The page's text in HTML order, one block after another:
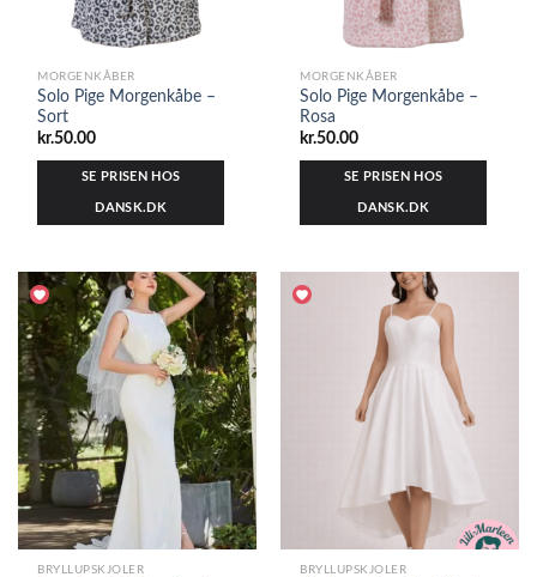
MORGENKÅBER
Solo Pige Morgenkåbe –
Sort
kr.50.00
SE PRISEN HOS
DANSK.DK
MORGENKÅBER
Solo Pige Morgenkåbe –
Rosa
kr.50.00
SE PRISEN HOS
DANSK.DK
BRYLLUPSKJOLER BRYLLUPSKJOLER